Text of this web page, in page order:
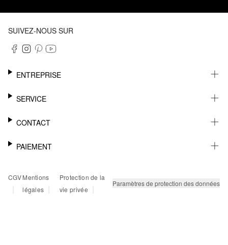
SUIVEZ-NOUS SUR
ENTREPRISE
CARRIÈRE
SERVICE
NEWSLETTER
MÉMO
RETOURS
FAQ
CONTACT
AIDE
PAIEMENT
PAYPAL
CARTE BANCAIRE
CGV
|
Mentions
légales |
Protection de la
vie privée
| Paramètres de protection des données